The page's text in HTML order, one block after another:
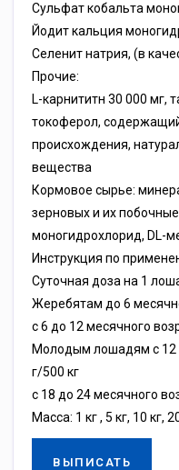
Сульфат кобальта
Йодит кальция
Селенит натрия, (в
Прочие:
L-карнититн 30 000 мг,
токоферол,
происхождения,
вещества
Кормовое сырье:
зерновых и их
моногидрохлорид, DL-
Инструкция по
Суточная доза на 1
Жеребятам до 6
с 6 до 12 месячного
Молодым лошадям с 12
г/500 кг
с 18 до 24 месячного
Масса: 1 кг , 5 кг, 10 кг,
ВЫПИСАТЬ